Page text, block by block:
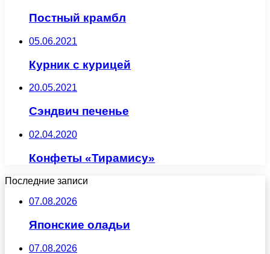
Постный крамбл
05.06.2021
Курник с курицей
20.05.2021
Сэндвич печенье
02.04.2020
Конфеты «Тирамису»
Последние записи
07.08.2026
Японские оладьи
07.08.2026